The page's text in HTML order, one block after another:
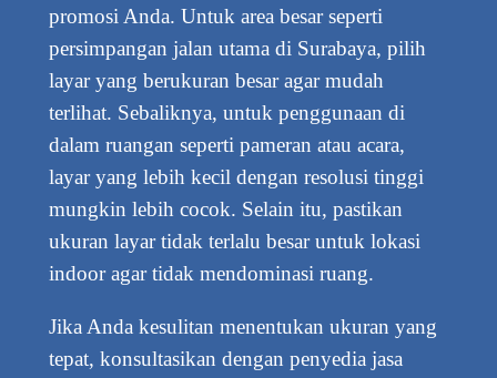
promosi Anda. Untuk area besar seperti
persimpangan jalan utama di Surabaya, pilih
layar yang berukuran besar agar mudah
terlihat. Sebaliknya, untuk penggunaan di
dalam ruangan seperti pameran atau acara,
layar yang lebih kecil dengan resolusi tinggi
mungkin lebih cocok. Selain itu, pastikan
ukuran layar tidak terlalu besar untuk lokasi
indoor agar tidak mendominasi ruang.
Jika Anda kesulitan menentukan ukuran yang
tepat, konsultasikan dengan penyedia jasa